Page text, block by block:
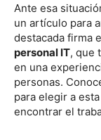
Ante esa
un artículo para
destacada firma
personal IT, que
en una
personas.
para elegir a
encontrar el